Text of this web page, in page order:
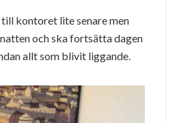
kontoret lite senare men
och ska fortsätta dagen
allt som blivit liggande.